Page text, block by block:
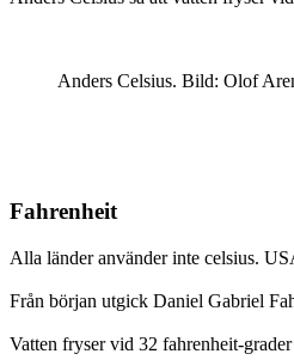
Anders Celsius. Bild: Olof
Fahrenheit
Alla länder använder inte celsius.
Från början utgick Daniel Gabriel
Vatten fryser vid 32 fahrenheit-